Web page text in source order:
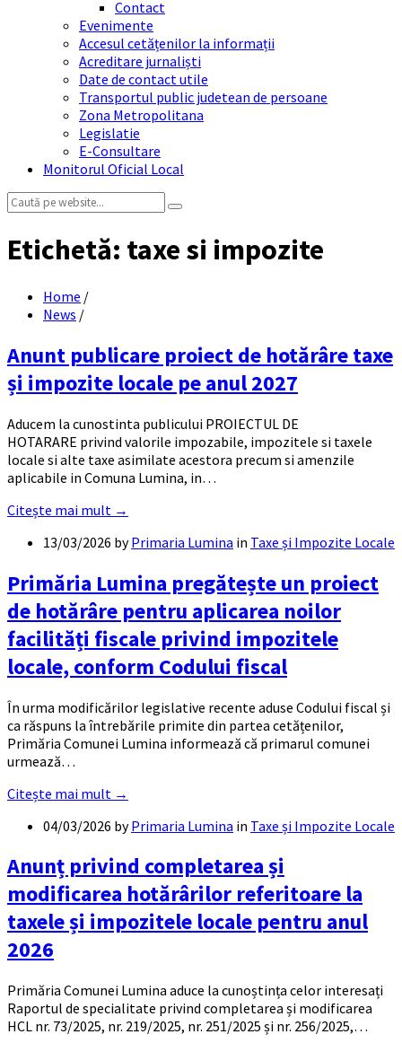
Contact
Evenimente
Accesul cetățenilor la informații
Acreditare jurnaliști
Date de contact utile
Transportul public judetean de persoane
Zona Metropolitana
Legislatie
E-Consultare
Monitorul Oficial Local
Search:
Etichetă: taxe si impozite
Home /
News /
Anunt publicare proiect de hotărâre taxe
și impozite locale pe anul 2027
Aducem la cunostinta publicului PROIECTUL DE
HOTARARE privind valorile impozabile, impozitele si taxele
locale si alte taxe asimilate acestora precum si amenzile
aplicabile in Comuna Lumina, in…
Citește mai mult →
13/03/2026 byPrimaria Lumina in Taxe și Impozite Locale
Primăria Lumina pregătește un proiect
de hotărâre pentru aplicarea noilor
facilități fiscale privind impozitele
locale, conform Codului fiscal
În urma modificărilor legislative recente aduse Codului fiscal și
ca răspuns la întrebările primite din partea cetățenilor,
Primăria Comunei Lumina informează că primarul comunei
urmează…
Citește mai mult →
04/03/2026 byPrimaria Lumina in Taxe și Impozite Locale
Anunț privind completarea și
modificarea hotărârilor referitoare la
taxele și impozitele locale pentru anul
2026
Primăria Comunei Lumina aduce la cunoștința celor interesați
Raportul de specialitate privind completarea și modificarea
HCL nr. 73/2025, nr. 219/2025, nr. 251/2025 și nr. 256/2025,…